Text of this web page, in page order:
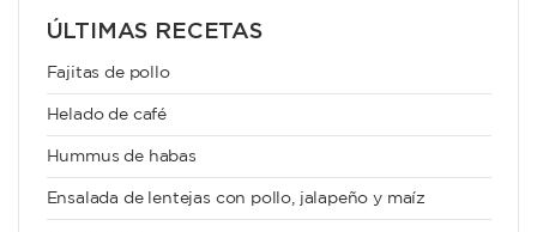
ÚLTIMAS RECETAS
Fajitas de pollo
Helado de café
Hummus de habas
Ensalada de lentejas con pollo, jalapeño y maíz